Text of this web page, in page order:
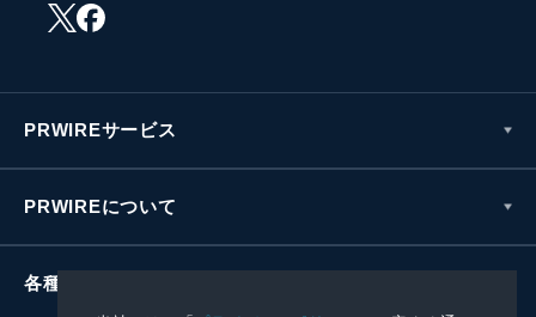
PRWIREサービス
PRWIREについて
各種お問い合わせ